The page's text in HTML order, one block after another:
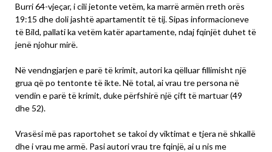
Burri 64-vjeçar, i cili jetonte vetëm, ka marrë armën rreth orës
19:15 dhe doli jashtë apartamentit të tij. Sipas informacioneve
të Bild, pallati ka vetëm katër apartamente, ndaj fqinjët duhet të
jenë njohur mirë.
Në vendngjarjen e parë të krimit, autori ka qëlluar fillimisht një
grua që po tentonte të ikte. Në total, ai vrau tre persona në
vendin e parë të krimit, duke përfshirë një çift të martuar (49
dhe 52).
Vrasësi më pas raportohet se takoi dy viktimat e tjera në shkallë
dhe i vrau me armë. Pasi autori vrau tre fqinjë, ai u nis me